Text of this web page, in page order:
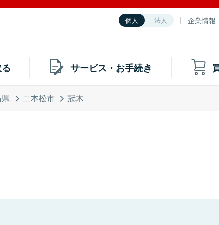
個人 法人 企業情報
サービス・お手続き
二本松市 冠木